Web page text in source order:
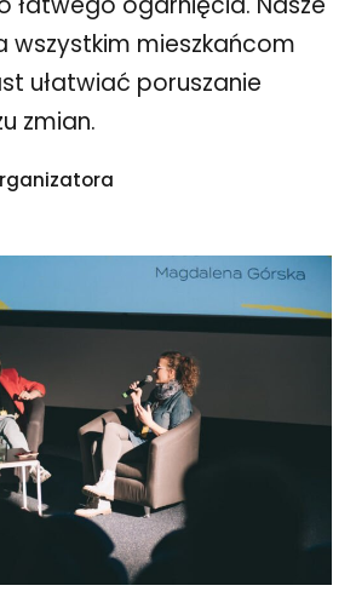
wszystkim mieszkańcom
ułatwiać poruszanie
zmian.